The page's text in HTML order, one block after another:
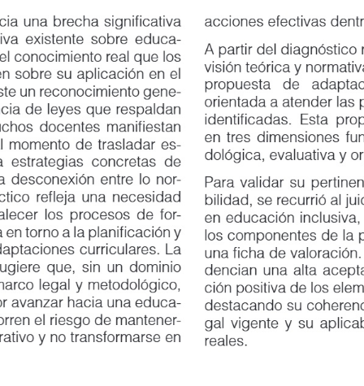
Componentes propuestos
Valoración
multisensoriales, apoyos visuales,
flexibles.
el aula inclusiva.”
adaptadas, evaluación por procesos,
continua.
“Pertinente
para
funcionales, no
de espacios,
planificación
participación de familias.
“Fortalece el
docentes y
una brecha significativa
sobre educa
-
real que los
su aplicación en el
un reconocimiento gene
-
de leyes que respaldan
docentes manifiestan
de trasladar es
-
concretas de
entre lo nor
-
refleja una necesidad
los procesos de for
-
torno a la planificación y
curriculares. La
que, sin un dominio
legal y metodológico,
hacia una educa
-
el riesgo de mantener
-
y no transformarse en
acciones efectivas dentro
A partir del diagnóstico
visión teórica y
propuesta
de
orientada a atender las
identificadas. Esta
en tres dimensiones
dológica, evaluativa y
Para validar su
bilidad, se recurrió al
en educación inclusiva,
los componentes de la
una ficha de valoración.
dencian una alta
ción positiva de los
destacando su coherencia
gal vigente y su
reales.
Descripción interpretativa
Conocen leyes generales, pero no saben cómo
aplicarlas en el aula.
“Sé que hay
hacer
Dificultades para diseñar adaptaciones por falta
docentes
Limitaciones
en expresión
comprensión
de instrucciones
y
producción escrita.
“Le cuesta escribir
y entender consignas.”
y
Escasa permanencia en
tareas,
distracción
ante estímulos
del
entorno.
“Se distrae con
necesita
apoyos
constantes.”
Necesidad de estrategias adaptadas y
seguimiento individualizado.
“Requiere
concretas
y
manipulable.”
Escasa iniciativa para intervenir en
clase y baja autoestima.
“No participa por
equivocarse
frente
a
compañeros.”